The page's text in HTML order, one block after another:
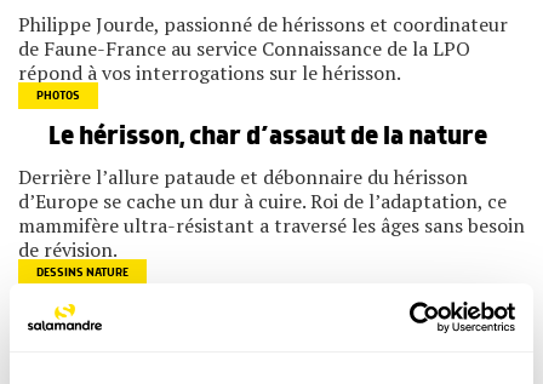
Philippe Jourde, passionné de hérissons et coordinateur
de Faune-France au service Connaissance de la LPO
répond à vos interrogations sur le hérisson.
PHOTOS
Le hérisson, char d’assaut de la nature
Derrière l’allure pataude et débonnaire du hérisson
d’Europe se cache un dur à cuire. Roi de l’adaptation, ce
mammifère ultra-résistant a traversé les âges sans besoin
de révision.
DESSINS NATURE
Comment le hérisson se met-il en boule ?